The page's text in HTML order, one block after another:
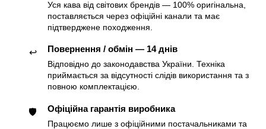
Уся кава від світових брендів — 100% оригінальна,
поставляється через офіційні канали та має
підтверджене походження.
↩️ Повернення / обмін — 14 днів
Відповідно до законодавства України. Техніка
приймається за відсутності слідів використання та з
повною комплектацією.
🛡 Офіційна гарантія виробника
Працюємо лише з офіційними постачальниками та